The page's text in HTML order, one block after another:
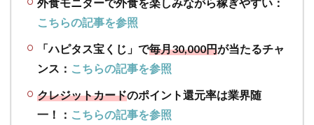
こちらの記事を参照
「ハピタス宝くじ」で毎月30,000円が当たるチャ
ンス： こちらの記事を参照
クレジットカードのポイント還元率は業界随
一！： こちらの記事を参照